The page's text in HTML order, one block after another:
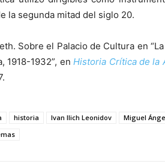
la segunda mitad del siglo 20.
Sobre el Palacio de Cultura en
1918-1932”, en Historia Crítica de la
historia Ivan Ilich Leonidov Miguel